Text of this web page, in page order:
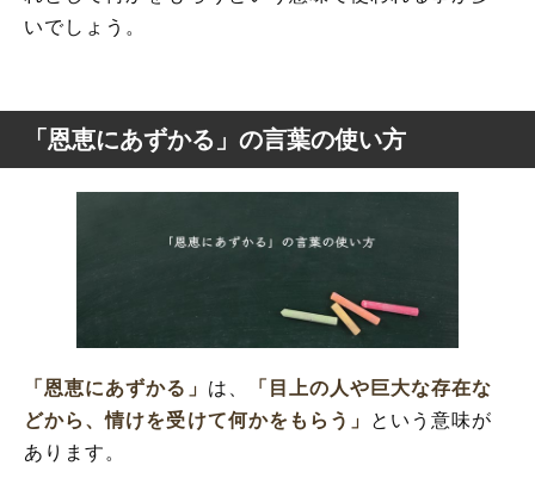
いでしょう。
「恩恵にあずかる」の言葉の使い方
「恩恵にあずかる」 は、
「目上の人や巨大な存在な
どから、情けを受けて何かをもらう」
という意味が
あります。